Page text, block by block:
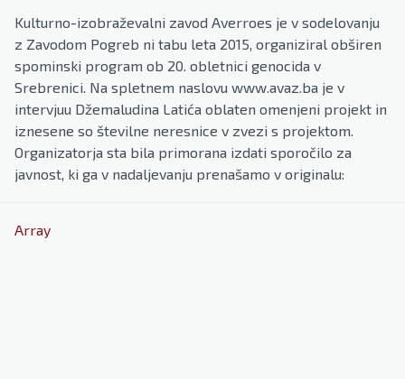
Kulturno-izobraževalni zavod Averroes je v sodelovanju
z Zavodom Pogreb ni tabu leta 2015, organiziral obširen
spominski program ob 20. obletnici genocida v
Srebrenici. Na spletnem naslovu www.avaz.ba je v
intervjuu Džemaludina Latića oblaten omenjeni projekt in
iznesene so številne neresnice v zvezi s projektom.
Organizatorja sta bila primorana izdati sporočilo za
javnost, ki ga v nadaljevanju prenašamo v originalu:
Array